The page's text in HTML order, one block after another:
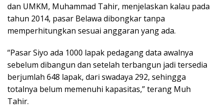
dan UMKM, Muhammad Tahir, menjelaskan kalau pada
tahun 2014, pasar Belawa dibongkar tanpa
memperhitungkan sesuai anggaran yang ada.
“Pasar Siyo ada 1000 lapak pedagang data awalnya
sebelum dibangun dan setelah terbangun jadi tersedia
berjumlah 648 lapak, dari swadaya 292, sehingga
totalnya belum memenuhi kapasitas,” terang Muh
Tahir.